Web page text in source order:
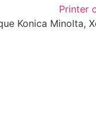
Konica Minolta,